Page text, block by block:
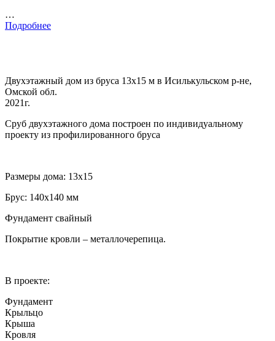
…
Подробнее
Двухэтажный дом из бруса 13х15 м в Исилькульском р-не,
Омской обл.
2021г.
Сруб двухэтажного дома построен по индивидуальному
проекту из профилированного бруса
Размеры дома: 13х15
Брус: 140х140 мм
Фундамент свайный
Покрытие кровли – металлочерепица.
В проекте:
Фундамент
Крыльцо
Крыша
Кровля